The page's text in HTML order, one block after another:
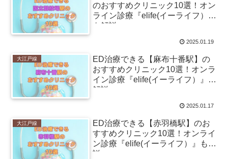
のおすすめクリニック10選！オン
ライン診療『elife(イーライフ）』
も解説
2025.01.19
大江戸線
ED治療できる【麻布十番駅】の
おすすめクリニック10選！オンラ
イン診療『elife(イーライフ）』も
解説
2025.01.17
大江戸線
ED治療できる【赤羽橋駅】のお
すすめクリニック10選！オンライ
ン診療『elife(イーライフ）』も解
説